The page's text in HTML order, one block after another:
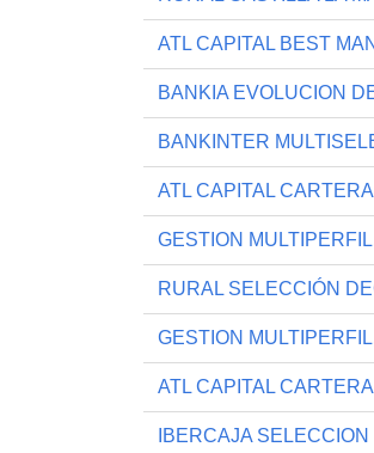
ATL CAPITAL BEST
BANKIA EVOLUCION
BANKINTER
ATL CAPITAL
GESTION
RURAL SELECCIÓN
GESTION
ATL CAPITAL
IBERCAJA SELECCION